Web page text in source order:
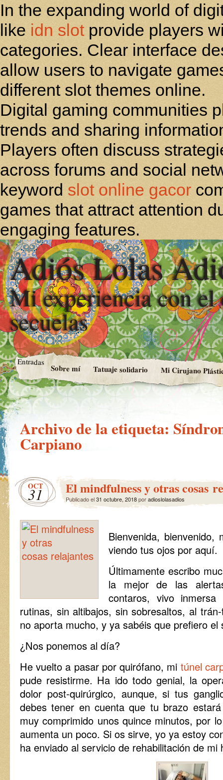
In the expanding world of
like idn slotprovide players
categories. Clear interface
allow users to navigate
different slot themes online.
Digital gaming communities
trends and sharing
Players often discuss
across forums and social
keyword slot online gacor
games that attract attention
engaging features.
Adiós Lolas
Mi experiencia con el
secuelas
Entradas
Sobre mí Tatuaje solidario Mi Cirujano
Archivo de la etiqueta:
Carpiano
OCT
31 El mindfulness y otras cosas
Publicado el31 octubre, 2018poradioslolasadios
Bienvenida,
viendo tus ojos por aquí.
Últimamente escribo
la mejor de las
contaros, vivo
rutinas, sin altibajos, sin sobresaltos, al
no aporta mucho, y ya sabéis que prefiero el
¿Nos ponemos al día?
He vuelto a pasar por quirófano, mi túnel
pude resistirme. Ha ido todo genial, la
dolor post-quirúrgico, aunque, si tus
debes tener en cuenta que tu brazo
muy comprimido unos quince minutos, por
aumenta un poco. Si os sirve, yo ya estoy
ha enviado al servicio de rehabilitación de